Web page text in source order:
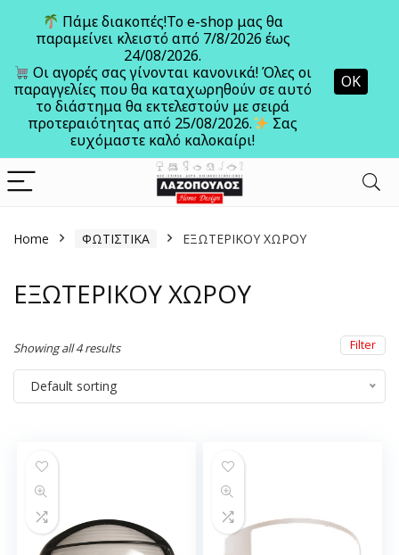
Home ΦΩΤΙΣΤΙΚΑ ΕΞΩΤΕΡΙΚΟΥ ΧΩΡΟΥ
ΕΞΩΤΕΡΙΚΟΥ ΧΩΡΟΥ
Filter
Showing all 4 results
Default sorting
Πάμε διακοπές!Το e-shop μας θα
παραμείνει κλειστό από 7/8/2026 έως
24/08/2026.
Οι αγορές σας γίνονται κανονικά! Όλες οι
παραγγελίες που θα καταχωρηθούν σε αυτό
το διάστημα θα εκτελεστούν με σειρά
προτεραιότητας από 25/08/2026.
Σας
ευχόμαστε καλό καλοκαίρι!
ΟΚ